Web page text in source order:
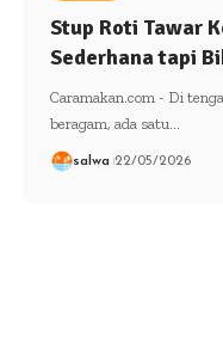
Stup Roti Tawar
Sederhana tapi
Caramakan.com - Di
beragam, ada satu…
salwa 22/05/2026